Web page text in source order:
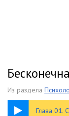
Из раздела
Глава 01.
1:13:57